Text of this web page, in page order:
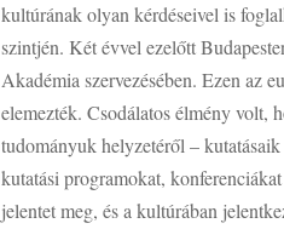
kultúrának olyan kérdéseivel is
szintjén. Két évvel ezelőtt
Akadémia szervezésében. Ezen az
elemezték. Csodálatos élmény volt,
tudományuk helyzetéről –
kutatási programokat,
jelentet meg, és a kultúrában